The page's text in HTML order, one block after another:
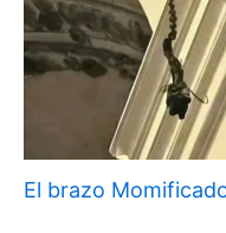
El brazo